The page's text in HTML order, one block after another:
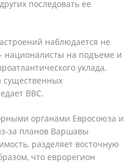
последовать ее
наблюдается не
националисты на подъеме и
уклада,
существенных
ВВС.
органами Евросоюза и
за планов Варшавы
разделяет восточную
что еврорегион